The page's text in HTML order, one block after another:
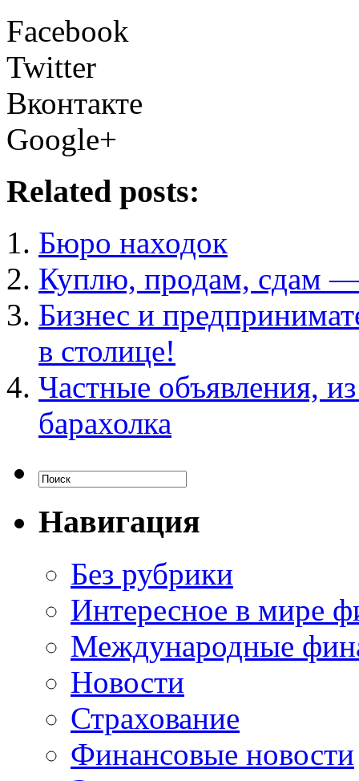
Facebook
Twitter
Вконтакте
Google+
Related posts:
Бюро находок
Куплю, продам, сдам —
Бизнес и
в столице!
Частные объявления,
барахолка
Навигация
Без рубрики
Интересное в мире
Международные
Новости
Страхование
Финансовые новости